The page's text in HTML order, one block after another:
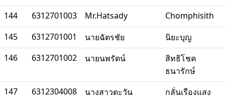
144 6312701003 Mr.Hatsady
Chomphisith
145
6312701001 นายฉัตรชัย
นิยะบุญ
146
6312701002 นายนพรัตน์
สิทธิโชค
ธนารักษ์
147
6312304008 นางสาวตะวัน
กลั่นเรืองแสง